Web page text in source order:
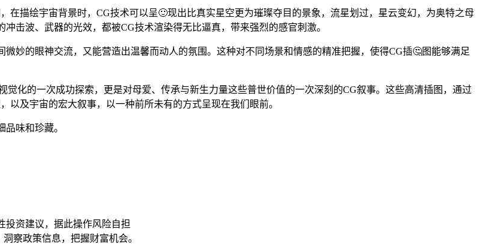
在描绘宇宙背景时，CG技术可以呈🙂现出比真实星空更为璀璨夺目的景象，流星划过，星云变幻，为奥特之母
击波、武器的光效，都被CG技术渲染得无比逼真，带来强烈的感官刺激。
妙的眼神交流，又能营造出温馨而动人的氛围。这种对不同场景和情感的精准把握，使得CG插🤔图能够满足
觉化的一次成功探索，更是对母爱、传承与新生力量这些普世价值的一次深刻的CG叙事。这些高清插图，通过
及宇宙的宏大叙事，以一种前所未有的方式呈现在我们眼前。
味和珍藏。
投资建议，据此操作风险自担
察政策信息，把握财富机会。